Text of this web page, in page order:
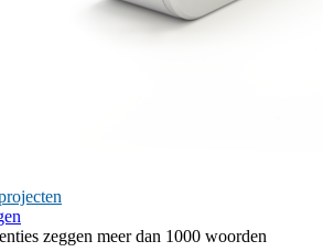
zeggen meer dan 1000 woorden